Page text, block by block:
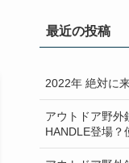
最近の投稿
2022年 絶対に
アウトドア野
HANDLE登場？